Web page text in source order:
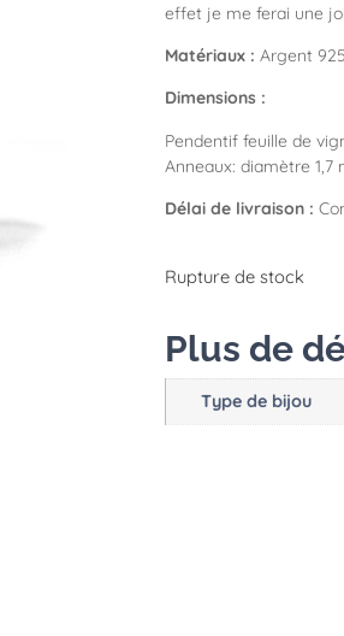
effet je me ferai une
Matériaux : Argent 925
Dimensions :
Pendentif feuille de
Anneaux: diamètre
Délai de livraison :
Rupture de stock
Plus de
Type de bijou